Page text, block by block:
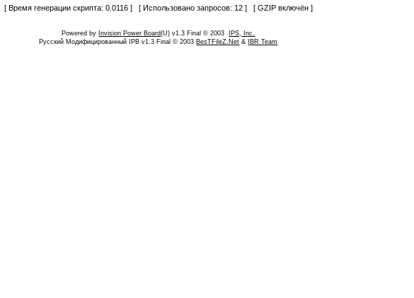
[ Время генерации скрипта: 0.0116 ] [ Использовано запросов: 12 ] [ GZIP включён ]
Powered by Invision Power Board(U) v1.3 Final © 2003
IPS, Inc.
Русский Модифицированный IPB v1.3 Final © 2003 BesTFileZ.Net & IBR Team